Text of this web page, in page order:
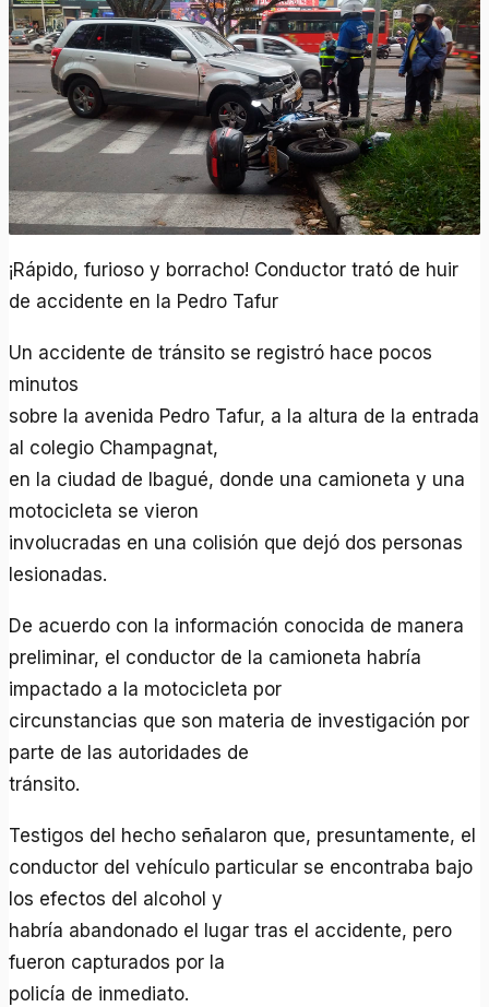
¡Rápido, furioso y borracho! Conductor trató de huir
de accidente en la Pedro Tafur
Un accidente de tránsito se registró hace pocos
minutos
sobre la avenida Pedro Tafur, a la altura de la entrada
al colegio Champagnat,
en la ciudad de Ibagué, donde una camioneta y una
motocicleta se vieron
involucradas en una colisión que dejó dos personas
lesionadas.
De acuerdo con la información conocida de manera
preliminar, el conductor de la camioneta habría
impactado a la motocicleta por
circunstancias que son materia de investigación por
parte de las autoridades de
tránsito.
Testigos del hecho señalaron que, presuntamente, el
conductor del vehículo particular se encontraba bajo
los efectos del alcohol y
habría abandonado el lugar tras el accidente, pero
fueron capturados por la
policía de inmediato.